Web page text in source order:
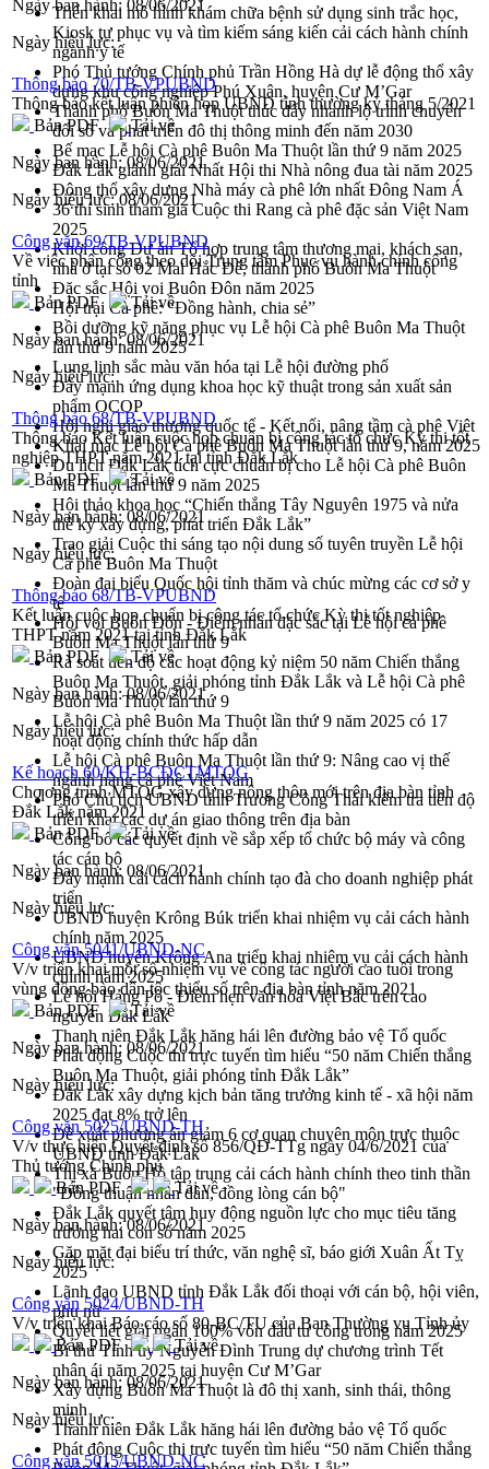
Triển khai mô hình khám chữa bệnh sử dụng sinh trắc học,
Kiosk tự phục vụ và tìm kiếm sáng kiến cải cách hành chính
ngành y tế
Phó Thủ tướng Chính phủ Trần Hồng Hà dự lễ động thổ xây
dựng khu công nghiệp Phú Xuân, huyện Cư M’Gar
Thành phố Buôn Ma Thuột thúc đẩy nhanh lộ trình chuyển
đổi số và phát triển đô thị thông minh đến năm 2030
Bế mạc Lễ hội Cà phê Buôn Ma Thuột lần thứ 9 năm 2025
Đắk Lắk giành giải Nhất Hội thi Nhà nông đua tài năm 2025
Động thổ xây dựng Nhà máy cà phê lớn nhất Đông Nam Á
36 thí sinh tham gia Cuộc thi Rang cà phê đặc sản Việt Nam
2025
Khởi công Dự án Tổ hợp trung tâm thương mại, khách sạn,
nhà ở tại số 02 Mai Hắc Đế, thành phố Buôn Ma Thuột
Đặc sắc Hội voi Buôn Đôn năm 2025
Hội trại Cà phê: “Đồng hành, chia sẻ”
Bồi dưỡng kỹ năng phục vụ Lễ hội Cà phê Buôn Ma Thuột
lần thứ 9 năm 2025
Lung linh sắc màu văn hóa tại Lễ hội đường phố
Đẩy mạnh ứng dụng khoa học kỹ thuật trong sản xuất sản
phẩm OCOP
Hội nghị giao thương quốc tế - Kết nối, nâng tầm cà phê Việt
Khai mạc Lễ hội Cà phê Buôn Ma Thuột lần thứ 9, năm 2025
Du lịch Đắk Lắk tích cực chuẩn bị cho Lễ hội Cà phê Buôn
Ma Thuột lần thứ 9 năm 2025
Hội thảo khoa học “Chiến thắng Tây Nguyên 1975 và nửa
thế kỷ xây dựng, phát triển Đắk Lắk”
Trao giải Cuộc thi sáng tạo nội dung số tuyên truyền Lễ hội
Cà phê Buôn Ma Thuột
Đoàn đại biểu Quốc hội tỉnh thăm và chúc mừng các cơ sở y
tế
Hội voi Buôn Đôn - Điểm nhấn đặc sắc tại Lễ hội cà phê
Buôn Ma Thuột lần thứ 9
Rà soát tiến độ các hoạt động kỷ niệm 50 năm Chiến thắng
Buôn Ma Thuột, giải phóng tỉnh Đắk Lắk và Lễ hội Cà phê
Buôn Ma Thuột lần thứ 9
Lễ hội Cà phê Buôn Ma Thuột lần thứ 9 năm 2025 có 17
hoạt động chính thức hấp dẫn
Lễ hội Cà phê Buôn Ma Thuột lần thứ 9: Nâng cao vị thế
ngành hàng cà phê Việt Nam
Phó Chủ tịch UBND tỉnh Trương Công Thái kiểm tra tiến độ
triển khai các dự án giao thông trên địa bàn
Công bố các quyết định về sắp xếp tổ chức bộ máy và công
tác cán bộ
Đẩy mạnh cải cách hành chính tạo đà cho doanh nghiệp phát
triển
UBND huyện Krông Búk triển khai nhiệm vụ cải cách hành
chính năm 2025
UBND huyện Krông Ana triển khai nhiệm vụ cải cách hành
chính năm 2025
Lễ hội Hảng Pồ - Điểm hẹn văn hóa Việt Bắc trên cao
nguyên Đắk Lắk
Thanh niên Đắk Lắk hăng hái lên đường bảo vệ Tổ quốc
Phát động Cuộc thi trực tuyến tìm hiểu “50 năm Chiến thắng
Buôn Ma Thuột, giải phóng tỉnh Đắk Lắk”
Đắk Lắk xây dựng kịch bản tăng trưởng kinh tế - xã hội năm
2025 đạt 8% trở lên
Đề xuất phương án giảm 6 cơ quan chuyên môn trực thuộc
UBND tỉnh Đắk Lắk
Thị xã Buôn Hồ tập trung cải cách hành chính theo tinh thần
"Đồng thuận nhân dân, đồng lòng cán bộ"
Đắk Lắk quyết tâm huy động nguồn lực cho mục tiêu tăng
trưởng hai con số năm 2025
Gặp mặt đại biểu trí thức, văn nghệ sĩ, báo giới Xuân Ất Tỵ
2025
Lãnh đạo UBND tỉnh Đắk Lắk đối thoại với cán bộ, hội viên,
phụ nữ
Quyết liệt giải ngân 100% vốn đầu tư công trong năm 2025
Bí thư Tỉnh ủy Nguyễn Đình Trung dự chương trình Tết
nhân ái năm 2025 tại huyện Cư M’Gar
Xây dựng Buôn Ma Thuột là đô thị xanh, sinh thái, thông
minh
Thanh niên Đắk Lắk hăng hái lên đường bảo vệ Tổ quốc
Phát động Cuộc thi trực tuyến tìm hiểu “50 năm Chiến thắng
Ngày ban hành:08/06/2021
Ngày hiệu lực:
Thông báo 70/TB-VPUBND
Thông báo kết luận phiên họp UBND tỉnh thường kỳ tháng 5/2021
Bản PDF
Tải về
Ngày ban hành:08/06/2021
Ngày hiệu lực:08/06/2021
Công văn 69/TB-VPUBND
Về việc phân công theo dõi Trung tâm Phục vụ hành chính công
tỉnh
Bản PDF
Tải về
Ngày ban hành:08/06/2021
Ngày hiệu lực:
Thông báo 68/TB-VPUBND
Thông báo Kết luận cuộc họp chuẩn bị công tác tổ chức Kỳ thi tốt
nghiệp THPT năm 2021 tại tỉnh Đắk Lắk
Bản PDF
Tải về
Ngày ban hành:08/06/2021
Ngày hiệu lực:
Thông báo 68/TB-VPUBND
Kết luận cuộc họp chuẩn bị công tác tổ chức Kỳ thi tốt nghiệp
THPT năm 2021 tại tỉnh Đắk Lắk
Bản PDF
Tải về
Ngày ban hành:08/06/2021
Ngày hiệu lực:
Kế hoạch 60/KH-BCĐCTMTQG
Chƣơng trình MTQG xây dựng nông thôn mới trên địa bàn tỉnh
Đắk Lắk năm 2021
Bản PDF
Tải về
Ngày ban hành: 08/06/2021
Ngày hiệu lực:
Công văn 5041/UBND-NC
V/v triển khai một số nhiệm vụ về công tác người cao tuổi trong
vùng đồng bào dân tộc thiểu số trên địa bàn tỉnh năm 2021
Bản PDF
Tải về
Ngày ban hành:08/06/2021
Ngày hiệu lực:
Công văn 5025/UBND-TH
V/v thực hiện Quyết định số 856/QĐ-TTg ngày 04/6/2021 của
Thủ tướng Chính phủ
Bản PDF
Tải về
Ngày ban hành:08/06/2021
Ngày hiệu lực:
Công văn 5024/UBND-TH
V/v triển khai Báo cáo số 80-BC/TU của Ban Thường vụ Tỉnh ủy
Bản PDF
Tải về
Ngày ban hành:08/06/2021
Ngày hiệu lực:
Công văn 5015/UBND-NC